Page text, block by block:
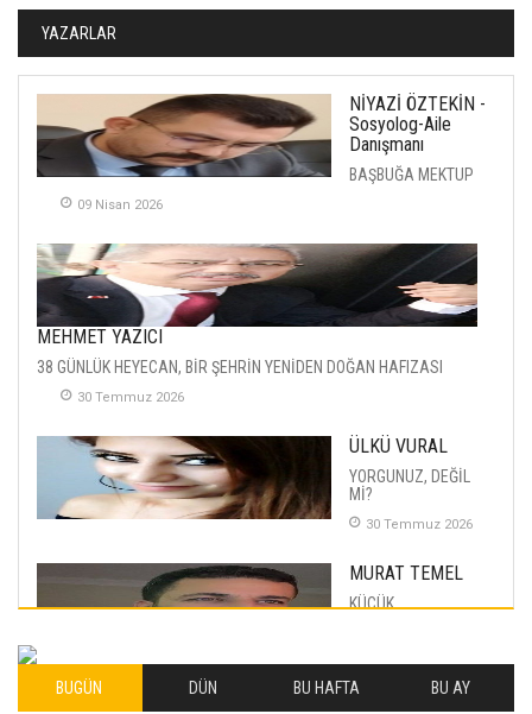
YAZARLAR
NİYAZİ ÖZTEKİN -
Sosyolog-Aile
Danışmanı
BAŞBUĞA MEKTUP
09 Nisan 2026
MEHMET YAZICI
38 GÜNLÜK HEYECAN, BİR ŞEHRİN YENİDEN DOĞAN HAFIZASI
30 Temmuz 2026
ÜLKÜ VURAL
YORGUNUZ, DEĞİL
Mİ?
30 Temmuz 2026
MURAT TEMEL
KÜÇÜK
İLHAN YILMAZ
BUGÜN DÜN BU HAFTA BU AY